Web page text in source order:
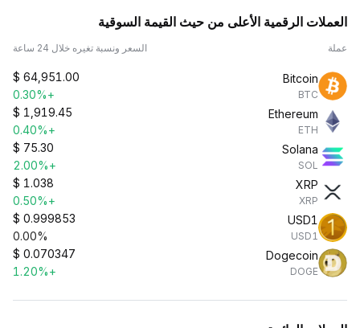
العملات الرقمية الأعلى من حيث القيمة السوقية
عملة السعر ونسبة تغيره خلال 24 ساعة
Bitcoin
BTC
$ 64,951.00
+0.30%
Ethereum
ETH
$ 1,919.45
+0.40%
Solana
SOL
$ 75.30
+2.00%
XRP
XRP
$ 1.038
+0.50%
USD1
USD1
$ 0.999853
0.00%
Dogecoin
DOGE
$ 0.070347
+1.20%